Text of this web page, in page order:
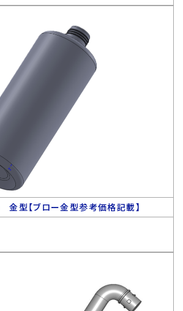
型【ブロー金型参考価格記載】